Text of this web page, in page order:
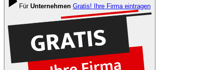
Für Unternehmen Gratis! Ihre Firma eintragen